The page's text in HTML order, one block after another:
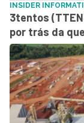
INSIDER
3tentos
por trás da